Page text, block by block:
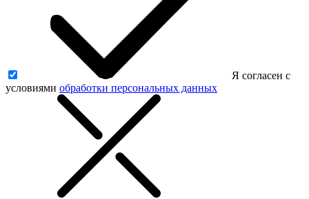
Я согласен с
условиями обработки персональных данных